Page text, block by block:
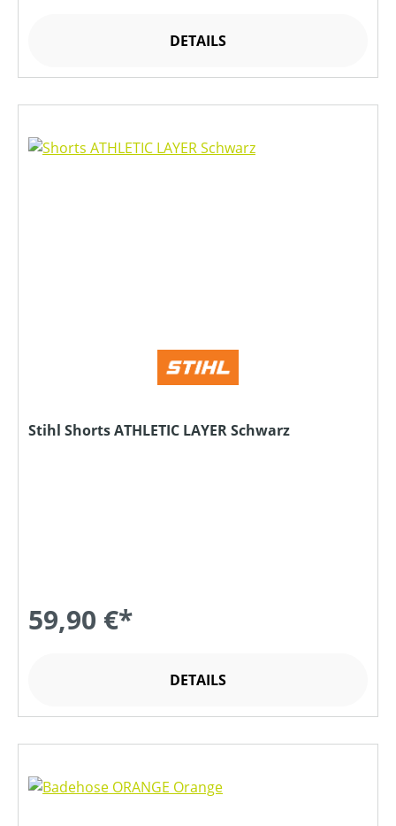
DETAILS
Stihl Shorts ATHLETIC LAYER Schwarz
59,90 €*
DETAILS